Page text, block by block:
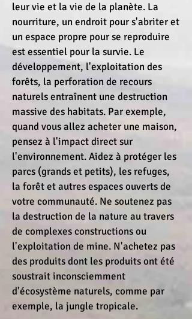
leur vie et la vie de la planète. La
nourriture, un endroit pour s'abriter et
un espace propre pour se reproduire
est essentiel pour la survie. Le
développement, l'exploitation des
forêts, la perforation de recours
naturels entraînent une destruction
massive des habitats. Par exemple,
quand vous allez acheter une maison,
pensez à l'impact direct sur
l'environnement. Aidez à protéger les
parcs (grands et petits), les refuges,
la forêt et autres espaces ouverts de
votre communauté. Ne soutenez pas
la destruction de la nature au travers
de complexes constructions ou
l'exploitation de mine. N'achetez pas
des produits dont les produits ont été
soustrait inconsciemment
d'écosystème naturels, comme par
exemple, la jungle tropicale.